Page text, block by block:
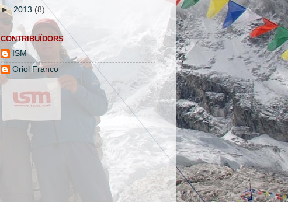
► 2013 (8)
CONTRIBUÏDORS
ISM
Oriol Franco